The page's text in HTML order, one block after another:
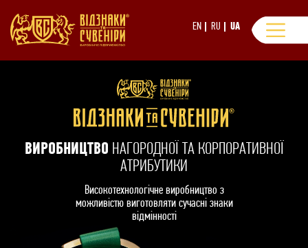
EN RU UA
ВИРОБНИЦТВО НАГОРОДНОЇ ТА КОРПОРАТИВНОЇ
АТРИБУТИКИ
Високотехнологічне виробництво з
можливістю виготовляти сучасні знаки
відмінності